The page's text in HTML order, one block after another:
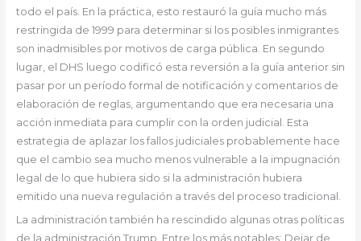
todo el país. En la práctica, esto restauró la guía mucho más
restringida de 1999 para determinar si los posibles inmigrantes
son inadmisibles por motivos de carga pública. En segundo
lugar, el DHS luego codificó esta reversión a la guía anterior sin
pasar por un período formal de notificación y comentarios de
elaboración de reglas, argumentando que era necesaria una
acción inmediata para cumplir con la orden judicial. Esta
estrategia de aplazar los fallos judiciales probablemente hace
que el cambio sea mucho menos vulnerable a la impugnación
legal de lo que hubiera sido si la administración hubiera
emitido una nueva regulación a través del proceso tradicional.
La administración también ha rescindido algunas otras políticas
de la administración Trump. Entre los más notables: Dejar de